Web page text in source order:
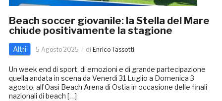
Beach soccer giovanile: la Stella del Mare
chiude positivamente la stagione
Altri 5 Agosto 2025 di Enrico Tassotti
Un week end di sport, di emozioni e di grande partecipazione
quella andata in scena da Venerdi 31 Luglio a Domenica 3
agosto, all’Oasi Beach Arena di Ostia in occasione delle finali
nazionali di beach […]